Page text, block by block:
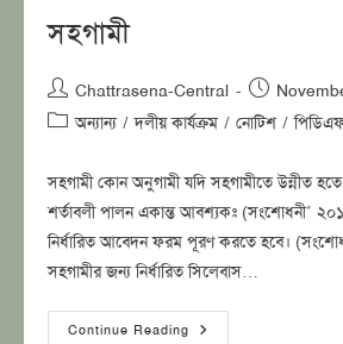
সহগামী
Post
author:
Chattrasena-Central
Post
published:
Postঅন্যান্য / দলীয় কার্যক্রম / নোটিশ /
সহগামী কোন অনুগামী যদি সহগামীতে উন্নীত হতে
শর্তাবলী পালন একান্ত আবশ্যকঃ (সংশোধনী’
নির্ধারিত আবেদন ফরম পূরণ করতে হবে।
সহগামীর জন্য নির্ধারিত সিলেবাস…
Continue Reading সহগামী